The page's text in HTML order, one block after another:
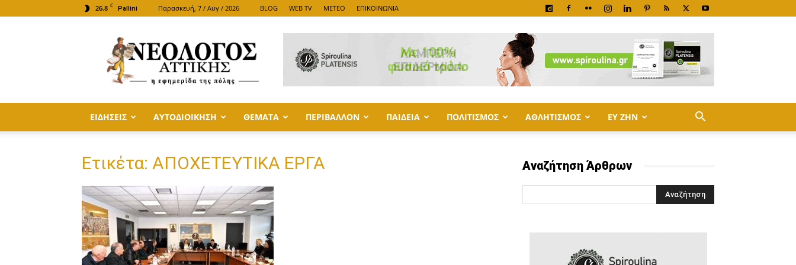
26.8 C Pallini Παρασκευή, 7 / Αυγ / 2026 BLOG WEB TV METEO ΕΠΙΚΟΙΝΩΝΙΑ
ΑΤΤΙΚΗΣ
ΕΙΔΗΣΕΙΣ ΑΥΤΟΔΙΟΙΚΗΣΗ ΘΕΜΑΤΑ ΠΕΡΙΒΑΛΛΟΝ ΠΑΙΔΕΙΑ ΠΟΛΙΤΙΣΜΟΣ ΑΘΛΗΤΙΣΜΟΣ ΕΥ ΖΗΝ
Ετικέτα: ΑΠΟΧΕΤΕΥΤΙΚΑ ΕΡΓΑ Αναζήτηση Άρθρων